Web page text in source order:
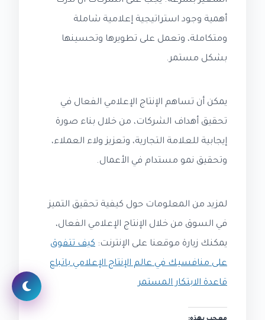
أهمية وجود استراتيجية إعلامية شاملة
ومتكاملة، وتعمل على تطويرها وتحسينها
بشكل مستمر.
يمكن أن تساهم الإنتاج الإعلامي الفعال في
تحقيق أهداف الشركات، من خلال بناء صورة
إيجابية للعلامة التجارية، وتعزيز ولاء العملاء،
وتحقيق نمو مستدام في الأعمال.
لمزيد من المعلومات حول كيفية تحقيق التميز
في السوق من خلال الإنتاج الإعلامي الفعال،
يمكنك زيارة موقعنا على الإنترنت: كيف تتفوق
على منافسيك في عالم الإنتاج الإعلامي باتباع
قاعدة الابتكار المستمر
معجب بهذه: